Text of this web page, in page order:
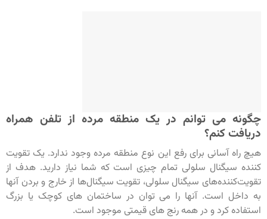
چگونه می توانم در یک منطقه مرده از تلفن همراه
دریافت کنم؟
هیچ راه آسانی برای رفع این نوع منطقه مرده وجود ندارد. یک تقویت
کننده سیگنال سلولی تمام چیزی است که شما نیاز دارید. هدف از
تقویت‌کننده‌های سیگنال سلولی، تقویت سیگنال‌ها از خارج و بردن آنها
به داخل است. آنها را می توان در ساختمان های کوچک یا بزرگ
استفاده کرد و در همه رنج های قیمتی موجود است.